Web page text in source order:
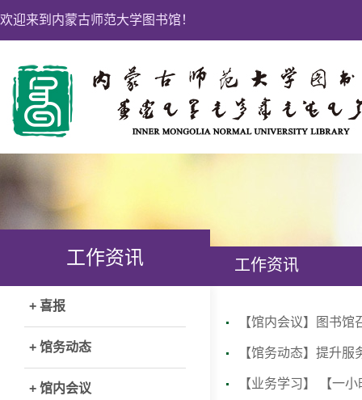
欢迎来到内蒙古师范大学图书馆！
工作资讯
+ 喜报
+ 馆务动态
+ 馆内会议
工作资讯
【馆内会议】图书
【馆务动态】提升
【业务学习】 【一